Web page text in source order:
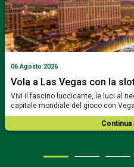
06 Agosto 2026
Vola a Las Vegas con la
Vivi il fascino luccicante, le luci al
capitale mondiale del gioco con
Continua